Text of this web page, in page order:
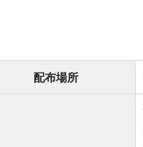
配布場所